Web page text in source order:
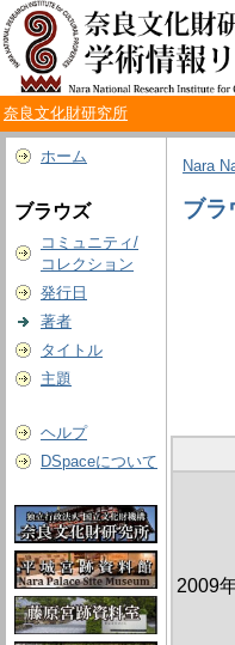
奈良文化財研究所
ホーム
ブラウズ
コミュニティ/
コレクション
発行日
著者
タイトル
主題
ヘルプ
DSpaceについて
Nara
ブラ
2009